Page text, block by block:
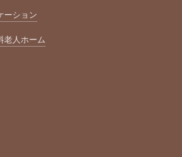
ーション
老人ホーム